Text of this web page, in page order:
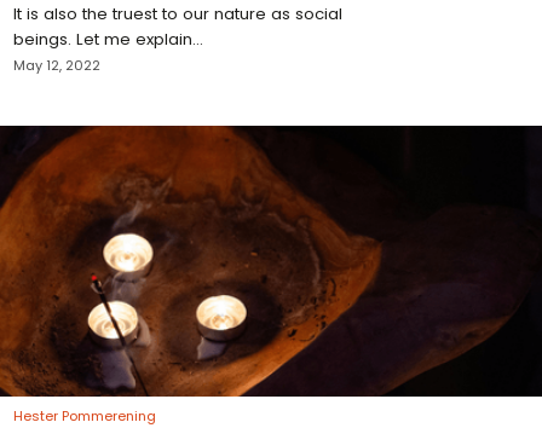
It is also the truest to our nature as social
beings. Let me explain…
May 12, 2022
Hester Pommerening